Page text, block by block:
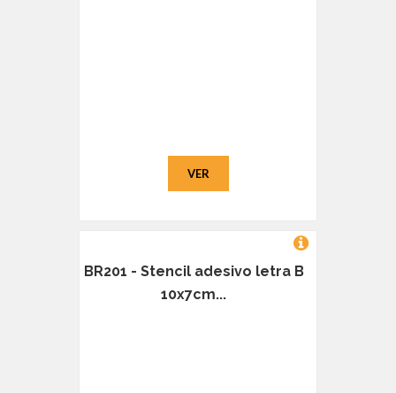
VER
BR201 - Stencil adesivo letra B
10x7cm...